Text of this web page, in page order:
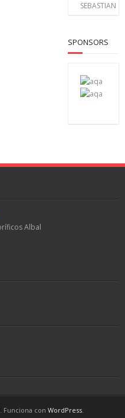
SEBASTIAN
SPONSORS
. Funciona con WordPress.